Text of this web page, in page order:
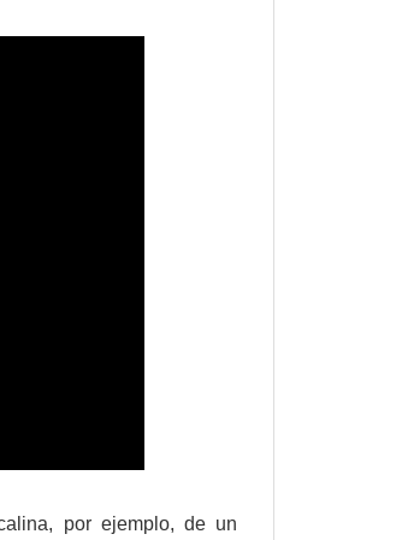
por ejemplo, de un